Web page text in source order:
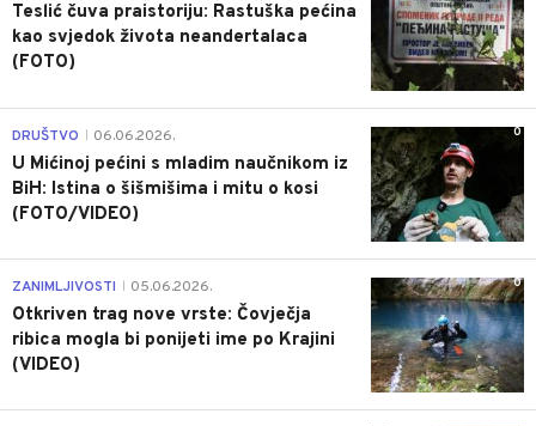
Teslić čuva praistoriju: Rastuška pećina
kao svjedok života neandertalaca
(FOTO)
0
DRUŠTVO 06.06.2026.
U Mićinoj pećini s mladim naučnikom iz
BiH: Istina o šišmišima i mitu o kosi
(FOTO/VIDEO)
0
ZANIMLJIVOSTI 05.06.2026.
Otkriven trag nove vrste: Čovječja
ribica mogla bi ponijeti ime po Krajini
(VIDEO)